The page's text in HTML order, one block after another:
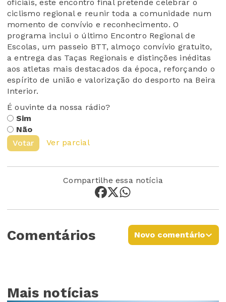
oficiais, este encontro final pretende celebrar o
ciclismo regional e reunir toda a comunidade num
momento de convívio e reconhecimento. O
programa inclui o último Encontro Regional de
Escolas, um passeio BTT, almoço convívio gratuito,
a entrega das Taças Regionais e distinções inéditas
aos atletas mais destacados da época, reforçando o
espírito de união e valorização do desporto na Beira
Interior.
É ouvinte da nossa rádio?
Sim
Não
Votar
Ver parcial
Compartilhe essa notícia
Comentários Novo comentário
Mais notícias